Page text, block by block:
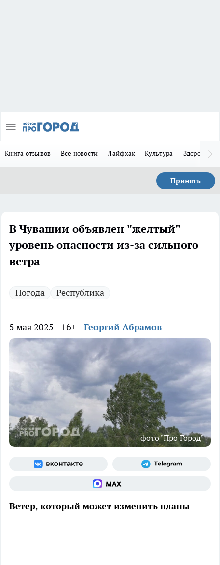
Книга отзывов Все новости Лайфхак Культура Здоровье
Принять
В Чувашии объявлен "желтый"
уровень опасности из-за сильного
ветра
Погода Республика
5 мая 2025 16+ Георгий Абрамов
фото "Про Город"
Ветер, который может изменить планы